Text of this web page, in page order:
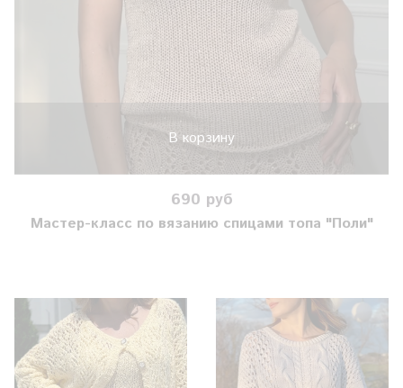
В корзину
690 руб
Мастер-класс по вязанию спицами топа "Поли"